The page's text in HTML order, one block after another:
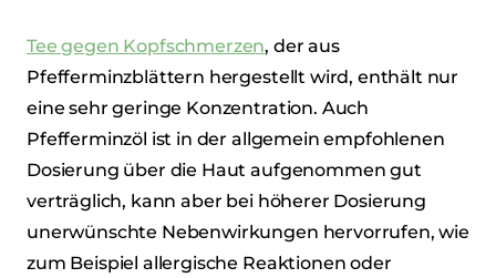
Tee gegen Kopfschmerzen, der aus
Pfefferminzblättern hergestellt wird, enthält nur
eine sehr geringe Konzentration. Auch
Pfefferminzöl ist in der allgemein empfohlenen
Dosierung über die Haut aufgenommen gut
verträglich, kann aber bei höherer Dosierung
unerwünschte Nebenwirkungen hervorrufen, wie
zum Beispiel allergische Reaktionen oder